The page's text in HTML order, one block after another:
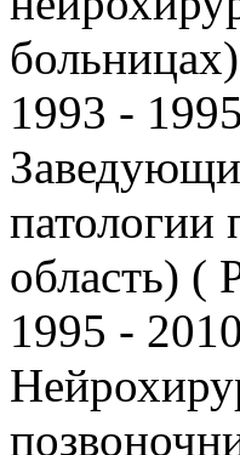
больницах)
1993 -
патологии
область) (
1995 -